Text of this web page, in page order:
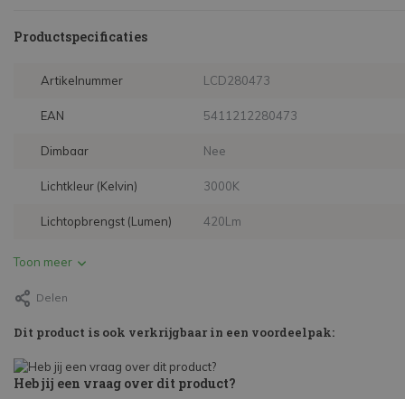
Productspecificaties
Artikelnummer LCD280473
EAN 5411212280473
Dimbaar Nee
Lichtkleur (Kelvin) 3000K
Lichtopbrengst (Lumen) 420Lm
Toon meer
Delen
Dit product is ook verkrijgbaar in een voordeelpak:
Heb jij een vraag over dit product?